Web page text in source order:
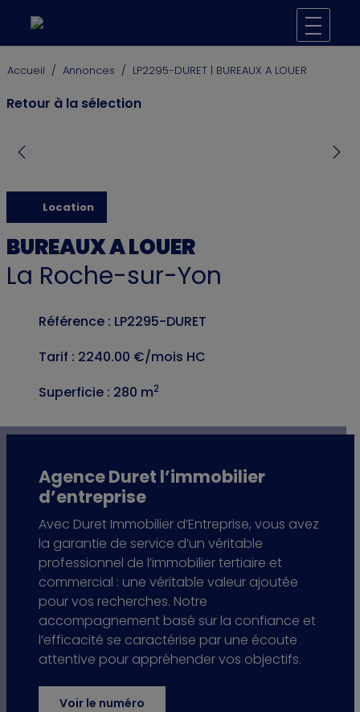
Accueil / Annonces / LP2295-DURET | BUREAUX A LOUER
Retour à la sélection
Location
BUREAUX A LOUER
La Roche-sur-Yon
Référence : LP2295-DURET
Tarif : 2240.00 €/mois HC
Superficie : 280 m2
Agence Duret l’immobilier
d’entreprise
Avec Duret Immobilier d’Entreprise, vous avez
la garantie de service d’un véritable
professionnel de l’immobilier tertiaire et
commercial : une véritable valeur ajoutée
pour vos recherches. Notre
accompagnement basé sur la confiance et
l’efficacité se caractérise par une écoute
attentive pour appréhender vos objectifs.
Voir le numéro